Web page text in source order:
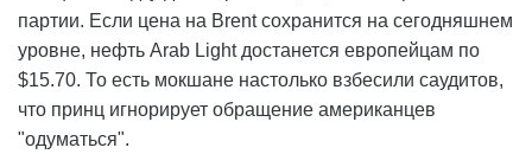
партии. Если цена на Brent сохранится на сегодняшнем
уровне, нефть Arab Light достанется европейцам по
$15.70. То есть мокшане настолько взбесили саудитов,
что принц игнорирует обращение американцев
"одуматься".